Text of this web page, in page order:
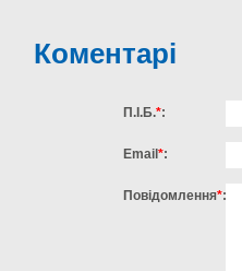
Коментарі
П.І.Б.*:
Email *:
Повідомлення*: